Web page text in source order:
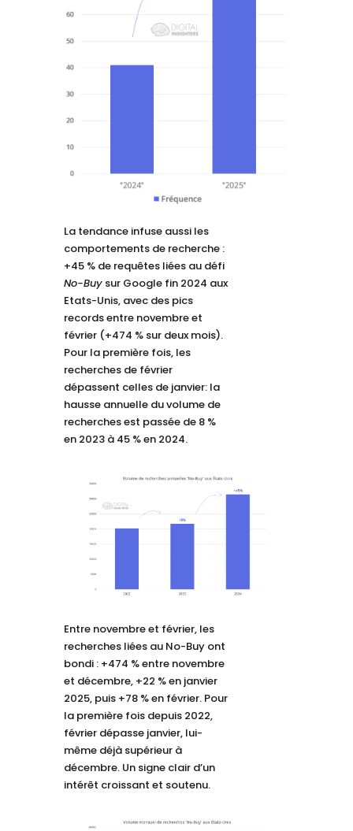
La tendance infuse aussi les
comportements de recherche :
+45 % de requêtes liées au défi
No-Buysur Google fin 2024 aux
Etats-Unis, avec des pics
records entre novembre et
février (+474 % sur deux mois).
Pour la première fois, les
recherches de février
dépassent celles de janvier: la
hausse annuelle du volume de
recherches est passée de 8 %
en 2023 à 45 % en 2024.
Entre novembre et février, les
recherches liées au No-Buy ont
bondi : +474 % entre novembre
et décembre, +22 % en janvier
2025, puis +78 % en février. Pour
la première fois depuis 2022,
février dépasse janvier, lui-
même déjà supérieur à
décembre. Un signe clair d’un
intérêt croissant et soutenu.